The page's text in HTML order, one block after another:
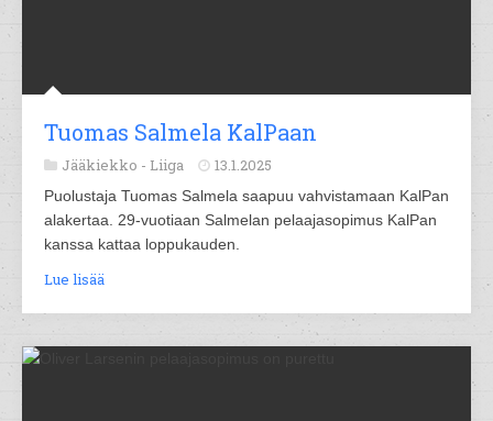
Tuomas Salmela KalPaan
Jääkiekko - Liiga 13.1.2025
Puolustaja Tuomas Salmela saapuu vahvistamaan KalPan
alakertaa. 29-vuotiaan Salmelan pelaajasopimus KalPan
kanssa kattaa loppukauden.
Lue lisää